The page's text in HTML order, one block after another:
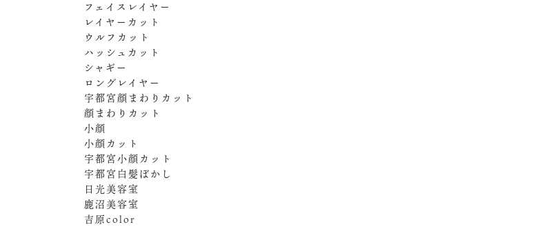
フェイスレイヤー
レイヤーカット
ウルフカット
ハッシュカット
シャギー
ロングレイヤー
宇都宮顔まわりカット
顔まわりカット
小顔
小顔カット
宇都宮小顔カット
宇都宮白髪ぼかし
日光美容室
鹿沼美容室
吉原color